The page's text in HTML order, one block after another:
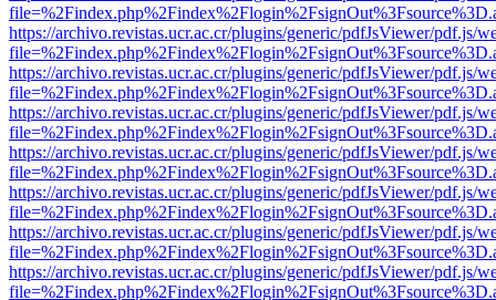
https://archivo.revistas.ucr.ac.cr/plugins/generic/pdfJsViewer/pdf.js/
https://archivo.revistas.ucr.ac.cr/plugins/generic/pdfJsViewer/pdf.js/
https://archivo.revistas.ucr.ac.cr/plugins/generic/pdfJsViewer/pdf.js/
https://archivo.revistas.ucr.ac.cr/plugins/generic/pdfJsViewer/pdf.js/
https://archivo.revistas.ucr.ac.cr/plugins/generic/pdfJsViewer/pdf.js/
https://archivo.revistas.ucr.ac.cr/plugins/generic/pdfJsViewer/pdf.js/
https://archivo.revistas.ucr.ac.cr/plugins/generic/pdfJsViewer/pdf.js/